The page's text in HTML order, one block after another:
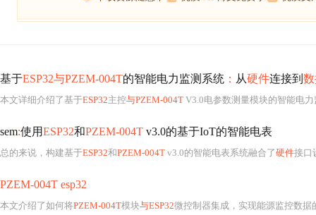
基于ESP32与PZEM-004T的智能电力监测系统 ： 从硬件连接到
本文详细介绍了基于ESP32主控与PZEM-004T V3.0电参数测量模块的智能电
sem:使用ESP32和PZEM-004T v3.0的基于IoT的智能电表
总的来说，构建基于ESP32和PZEM-004T v3.0的智能电表系统融合了硬件接口设计、
PZEM-004T esp32
本文介绍了如何将PZEM-004T模块与ESP32微控制器集成，实现能源监控数